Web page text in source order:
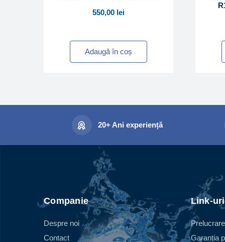
550,00 lei
Adaugă în coș
20+ Ani experiență
Companie
Despre noi
Contact
Link-
Garanția